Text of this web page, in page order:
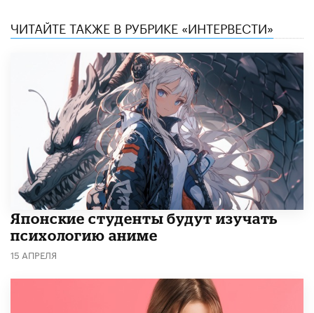
ЧИТАЙТЕ ТАКЖЕ В РУБРИКЕ «ИНТЕРВЕСТИ»
Японские студенты будут изучать
психологию аниме
15 АПРЕЛЯ